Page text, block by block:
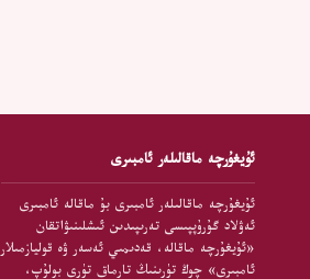
ئۇيغۇرچە ماقالىلەر ئامبىرى
ئۇيغۇرچە ماقالىلەر ئامبىرى بۇ ماقالە ئامبىرى
ئەۋلاد گۇرۇپپىسى تەرىپىدىن ئىشلىنىۋاتقان
«ئۇيغۇرچە ماقالە، قەدىمىي ئەسەر ۋە قوليازمىلار
ئامبىرى» چوڭ تۈرىنىڭ تارماق تۈرى بولۇپ،